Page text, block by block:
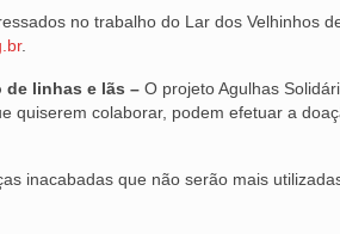
no trabalho do Lar dos Velhinhos
.
de linhas e lãs – O projeto Agulhas
quiserem colaborar, podem efetuar a
inacabadas que não serão mais